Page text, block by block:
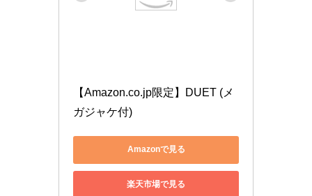
【Amazon.co.jp限定】DUET (メ
ガジャケ付)
Amazonで見る
楽天市場で見る